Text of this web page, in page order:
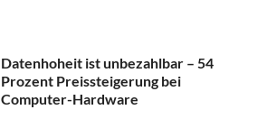
Datenhoheit ist unbezahlbar – 54
Prozent Preissteigerung bei
Computer-Hardware